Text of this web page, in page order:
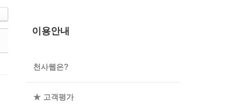
이용안내
천사웹은?
★ 고객평가